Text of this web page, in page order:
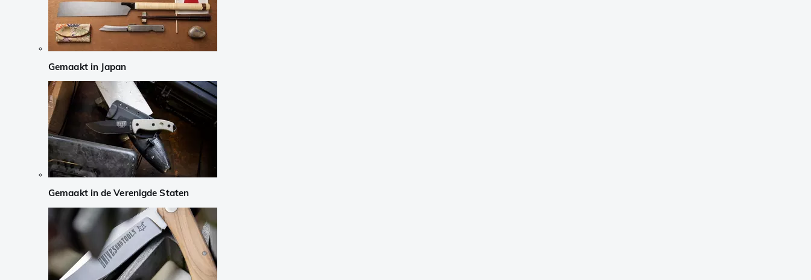
Gemaakt in Japan
Gemaakt in de Verenigde Staten